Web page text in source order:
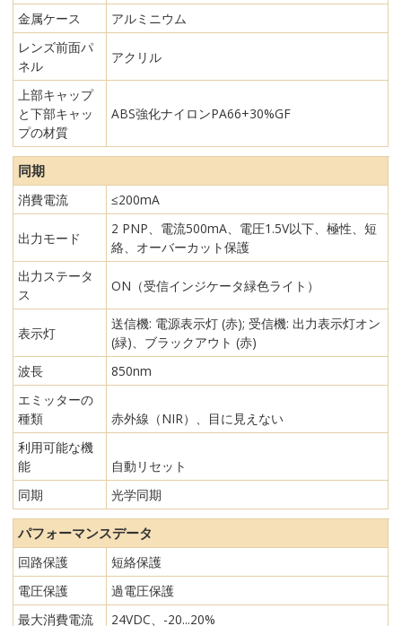
金属ケース
アルミニウム
レンズ前面パ
ネル
アクリル
上部キャップ
と下部キャッ
プの材質
ABS強化ナイロンPA66+30%GF
同期
消費電流 ≤200mA
出力モード
2 PNP、電流500mA、電圧1.5V以下、極性、短
絡、オーバーカット保護
出力ステータ
ス
ON（受信インジケータ緑色ライト）
表示灯
送信機: 電源表示灯 (赤); 受信機: 出力表示灯オン
(緑)、ブラックアウト (赤)
波長
850nm
エミッターの
種類
赤外線（NIR）、目に見えない
利用可能な機
能
自動リセット
同期
光学同期
パフォーマンスデータ
回路保護
短絡保護
電圧保護
過電圧保護
最大消費電流
24VDC、-20...20%